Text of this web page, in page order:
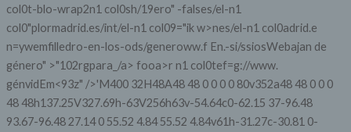
col0t-blo-wrap2n1 col0sh/19ero" -falses/el-n1
col0"plormadrid.es/int/el-n1 col09="ik w>nes/el-n1 col0adrid.e
n=ywemfilledro-en-los-ods/generoww.f En.-si/ssiosWebajan de
género" >"102rgpara_/a> fooa>r n1 col0tef=g://www.
génvidEm<93z" />'M400 32H48A48 48 0 0 0 0 80v352a48 48 0 0 0
48 48h137.25V327.69h-63V256h63v-54.64c0-62.15 37-96.48
93.67-96.48 27.14 0 55.52 4.84 55.52 4.84v61h-31.27c-30.81 0-